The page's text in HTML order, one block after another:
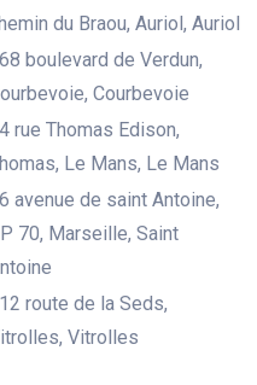
du Braou, Auriol, Auriol
boulevard de Verdun,
Courbevoie
rue Thomas Edison,
Le Mans, Le Mans
avenue de saint Antoine,
70, Marseille, Saint
route de la Seds,
Vitrolles